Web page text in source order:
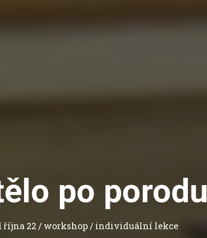
po porodu
října 22 / workshop / individuální lekce